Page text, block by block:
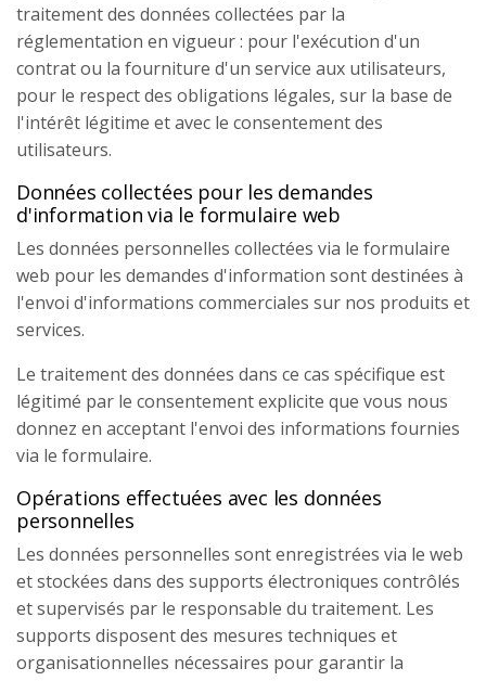
traitement des données collectées par la
réglementation en vigueur : pour l'exécution d'un
contrat ou la fourniture d'un service aux utilisateurs,
pour le respect des obligations légales, sur la base de
l'intérêt légitime et avec le consentement des
utilisateurs.
Données collectées pour les demandes
d'information via le formulaire web
Les données personnelles collectées via le formulaire
web pour les demandes d'information sont destinées à
l'envoi d'informations commerciales sur nos produits et
services.
Le traitement des données dans ce cas spécifique est
légitimé par le consentement explicite que vous nous
donnez en acceptant l'envoi des informations fournies
via le formulaire.
Opérations effectuées avec les données
personnelles
Les données personnelles sont enregistrées via le web
et stockées dans des supports électroniques contrôlés
et supervisés par le responsable du traitement. Les
supports disposent des mesures techniques et
organisationnelles nécessaires pour garantir la